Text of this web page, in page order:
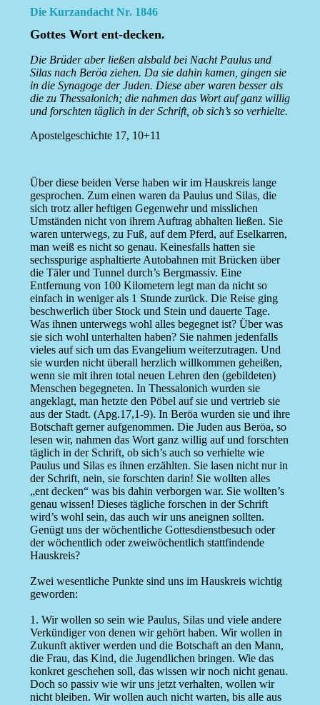
Die Kurzandacht Nr. 1846
Gottes Wort ent-decken.
Die Brüder aber ließen alsbald bei Nacht Paulus und
Silas nach Beröa ziehen. Da sie dahin kamen, gingen sie
in die Synagoge der Juden. Diese aber waren besser als
die zu Thessalonich; die nahmen das Wort auf ganz willig
und forschten täglich in der Schrift, ob sich’s so verhielte.
Apostelgeschichte 17, 10+11
Über diese beiden Verse haben wir im Hauskreis lange
gesprochen. Zum einen waren da Paulus und Silas, die
sich trotz aller heftigen Gegenwehr und misslichen
Umständen nicht von ihrem Auftrag abhalten ließen. Sie
waren unterwegs, zu Fuß, auf dem Pferd, auf Eselkarren,
man weiß es nicht so genau. Keinesfalls hatten sie
sechsspurige asphaltierte Autobahnen mit Brücken über
die Täler und Tunnel durch’s Bergmassiv. Eine
Entfernung von 100 Kilometern legt man da nicht so
einfach in weniger als 1 Stunde zurück. Die Reise ging
beschwerlich über Stock und Stein und dauerte Tage.
Was ihnen unterwegs wohl alles begegnet ist? Über was
sie sich wohl unterhalten haben? Sie nahmen jedenfalls
vieles auf sich um das Evangelium weiterzutragen. Und
sie wurden nicht überall herzlich willkommen geheißen,
wenn sie mit ihren total neuen Lehren den (gebildeten)
Menschen begegneten. In Thessalonich wurden sie
angeklagt, man hetzte den Pöbel auf sie und vertrieb sie
aus der Stadt. (Apg.17,1-9). In Beröa wurden sie und ihre
Botschaft gerner aufgenommen. Die Juden aus Beröa, so
lesen wir, nahmen das Wort ganz willig auf und forschten
täglich in der Schrift, ob sich’s auch so verhielte wie
Paulus und Silas es ihnen erzählten. Sie lasen nicht nur in
der Schrift, nein, sie forschten darin! Sie wollten alles
„ent decken“ was bis dahin verborgen war. Sie wollten’s
genau wissen! Dieses tägliche forschen in der Schrift
wird’s wohl sein, das auch wir uns aneignen sollten.
Genügt uns der wöchentliche Gottesdienstbesuch oder
der wöchentlich oder zweiwöchentlich stattfindende
Hauskreis?
Zwei wesentliche Punkte sind uns im Hauskreis wichtig
geworden:
1. Wir wollen so sein wie Paulus, Silas und viele andere
Verkündiger von denen wir gehört haben. Wir wollen in
Zukunft aktiver werden und die Botschaft an den Mann,
die Frau, das Kind, die Jugendlichen bringen. Wie das
konkret geschehen soll, das wissen wir noch nicht genau.
Doch so passiv wie wir uns jetzt verhalten, wollen wir
nicht bleiben. Wir wollen auch nicht warten, bis alle aus